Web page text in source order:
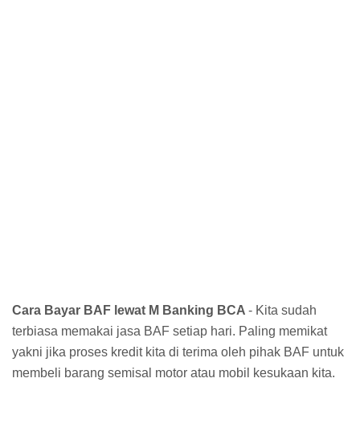
Cara Bayar BAF lewat M Banking BCA - Kita sudah
terbiasa memakai jasa BAF setiap hari. Paling memikat
yakni jika proses kredit kita di terima oleh pihak BAF untuk
membeli barang semisal motor atau mobil kesukaan kita.